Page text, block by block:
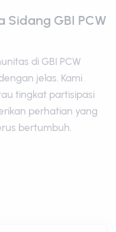
Sidang GBI PCW
di GBI PCW
jelas. Kami
tingkat partisipasi
perhatian yang
bertumbuh.